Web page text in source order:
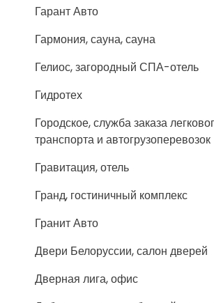
Гарант Авто
Гармония, сауна, сауна
Гелиос, загородный СПА-отель
Гидротех
Городское, служба заказа
транспорта и автогрузоперевозок
Гравитация, отель
Гранд, гостиничный комплекс
Гранит Авто
Двери Белоруссии, салон дверей
Дверная лига, офис